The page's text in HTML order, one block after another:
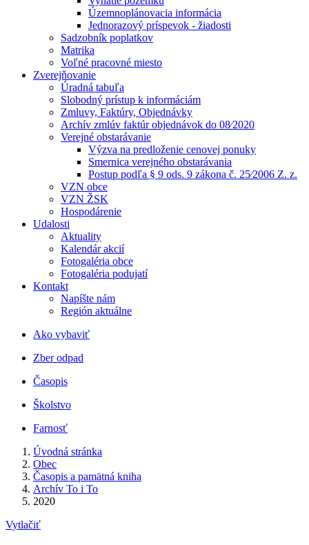
Územnoplánovacia informácia
Jednorazový príspevok - žiadosti
Sadzobník poplatkov
Matrika
Voľné pracovné miesto
Zverejňovanie
Úradná tabuľa
Slobodný prístup k informáciám
Zmluvy, Faktúry, Objednávky
Archív zmlúv faktúr objednávok do 08⁄2020
Verejné obstarávanie
Výzva na predloženie cenovej ponuky
Smernica verejného obstarávania
Postup podľa § 9 ods. 9 zákona č. 25⁄2006 Z. z.
VZN obce
VZN ŽSK
Hospodárenie
Udalosti
Aktuality
Kalendár akcií
Fotogaléria obce
Fotogaléria podujatí
Kontakt
Napíšte nám
Región aktuálne
Ako vybaviť
Zber odpad
Časopis
Školstvo
Farnosť
Úvodná stránka
Obec
Časopis a pamätná kniha
Archív To i To
2020
Vytlačiť